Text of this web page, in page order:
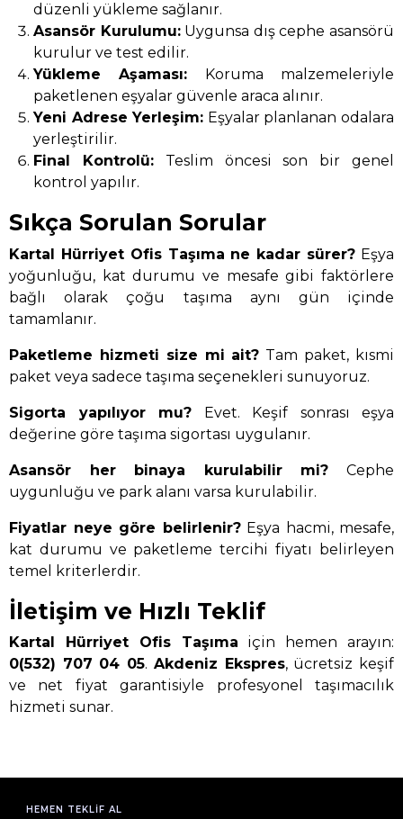
düzenli yükleme sağlanır.
Asansör Kurulumu:Uygunsa dış cephe asansörü
kurulur ve test edilir.
Yükleme Aşaması: Koruma malzemeleriyle
paketlenen eşyalar güvenle araca alınır.
Yeni Adrese Yerleşim: Eşyalar planlanan odalara
yerleştirilir.
Final Kontrolü: Teslim öncesi son bir genel
kontrol yapılır.
Sıkça Sorulan Sorular
Kartal Hürriyet Ofis Taşıma ne kadar sürer? Eşya
yoğunluğu, kat durumu ve mesafe gibi faktörlere
bağlı olarak çoğu taşıma aynı gün içinde
tamamlanır.
Paketleme hizmeti size mi ait? Tam paket, kısmi
paket veya sadece taşıma seçenekleri sunuyoruz.
Sigorta yapılıyor mu? Evet. Keşif sonrası eşya
değerine göre taşıma sigortası uygulanır.
Asansör her binaya kurulabilir mi? Cephe
uygunluğu ve park alanı varsa kurulabilir.
Fiyatlar neye göre belirlenir?Eşya hacmi, mesafe,
kat durumu ve paketleme tercihi fiyatı belirleyen
temel kriterlerdir.
İletişim ve Hızlı Teklif
Kartal Hürriyet Ofis Taşıma için hemen arayın:
0(532) 707 04 05. Akdeniz Ekspres, ücretsiz keşif
ve net fiyat garantisiyle profesyonel taşımacılık
hizmeti sunar.
HEMEN TEKLIF AL